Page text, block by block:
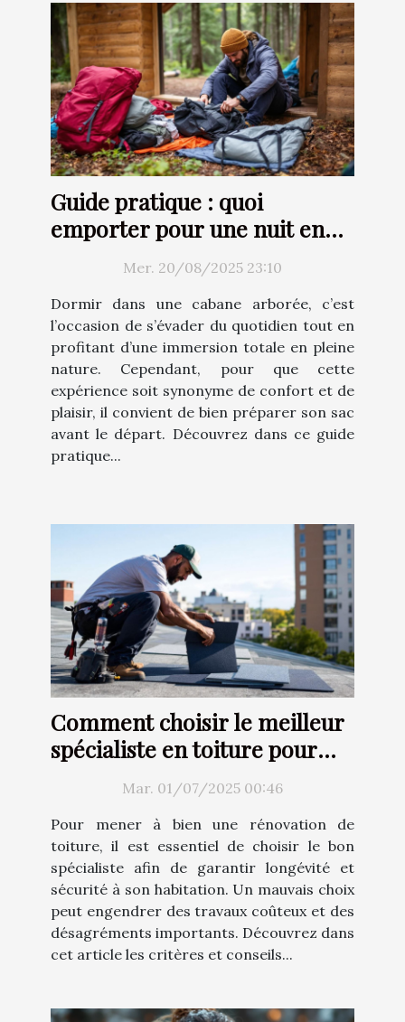
Guide pratique : quoi
emporter pour une nuit en
cabane arborée ?
Mer. 20/08/2025 23:10
Dormir dans une cabane arborée, c’est
l’occasion de s’évader du quotidien tout en
profitant d’une immersion totale en pleine
nature. Cependant, pour que cette
expérience soit synonyme de confort et de
plaisir, il convient de bien préparer son sac
avant le départ. Découvrez dans ce guide
pratique...
Comment choisir le meilleur
spécialiste en toiture pour
votre rénovation ?
Mar. 01/07/2025 00:46
Pour mener à bien une rénovation de
toiture, il est essentiel de choisir le bon
spécialiste afin de garantir longévité et
sécurité à son habitation. Un mauvais choix
peut engendrer des travaux coûteux et des
désagréments importants. Découvrez dans
cet article les critères et conseils...